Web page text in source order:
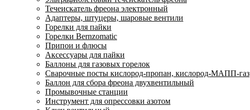
Течеискатель фреона электронный
Адаптеры, штуцеры, шаровые вентили
Горелки для пайки
Горелки Bernzomatic
Припои и флюсы
Аксессуары для пайки
Баллоны для газовых горелок
Сварочные посты кислород-пропан, кислород-МАПП-газ
Баллон для сбора фреона двухвентильный
Промывочные станции
Инструмент для опрессовки азотом